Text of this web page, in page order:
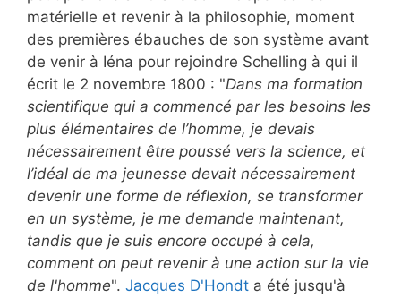
matérielle et revenir à la philosophie, moment
des premières ébauches de son système avant
de venir à Iéna pour rejoindre Schelling à qui il
écrit le 2 novembre 1800 : "Dans ma formation
scientifique qui a commencé par les besoins les
plus élémentaires de l’homme, je devais
nécessairement être poussé vers la science, et
l’idéal de ma jeunesse devait nécessairement
devenir une forme de réflexion, se transformer
en un système, je me demande maintenant,
tandis que je suis encore occupé à cela,
comment on peut revenir à une action sur la vie
de l'homme". Jacques D'Hondt a été jusqu'à